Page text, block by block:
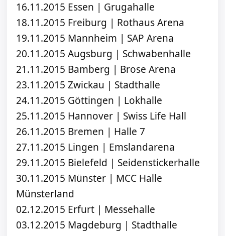
16.11.2015 Essen | Grugahalle
18.11.2015 Freiburg | Rothaus Arena
19.11.2015 Mannheim | SAP Arena
20.11.2015 Augsburg | Schwabenhalle
21.11.2015 Bamberg | Brose Arena
23.11.2015 Zwickau | Stadthalle
24.11.2015 Göttingen | Lokhalle
25.11.2015 Hannover | Swiss Life Hall
26.11.2015 Bremen | Halle 7
27.11.2015 Lingen | Emslandarena
29.11.2015 Bielefeld | Seidenstickerhalle
30.11.2015 Münster | MCC Halle
Münsterland
02.12.2015 Erfurt | Messehalle
03.12.2015 Magdeburg | Stadthalle